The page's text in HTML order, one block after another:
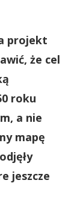
projekt
że cel
roku
a nie
mapę
jeszcze